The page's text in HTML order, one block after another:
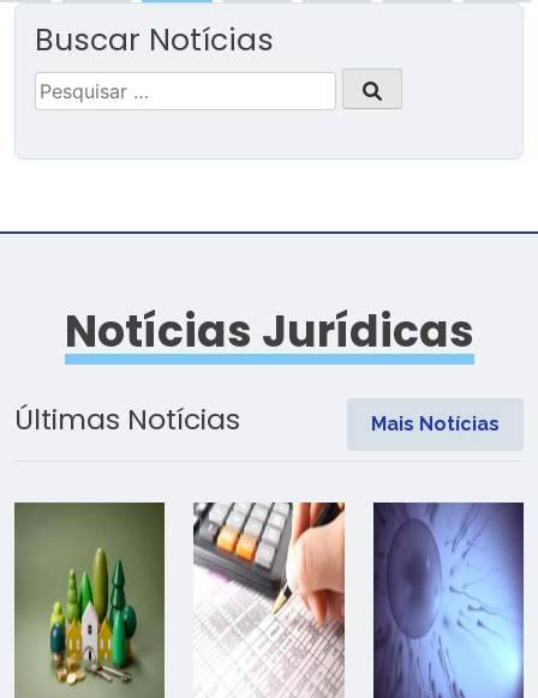
Buscar Notícias
Pesquisar
por:
Notícias Jurídicas
Últimas Notícias Mais Notícias